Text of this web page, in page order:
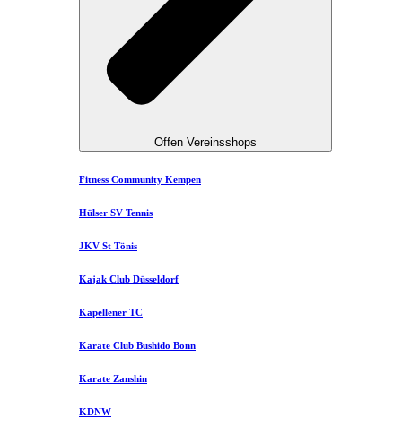
Offen Vereinsshops
Fitness Community Kempen
Hülser SV Tennis
JKV St Tönis
Kajak Club Düsseldorf
Kapellener TC
Karate Club Bushido Bonn
Karate Zanshin
KDNW